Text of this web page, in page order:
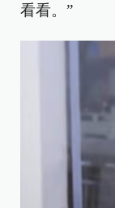
看看。”